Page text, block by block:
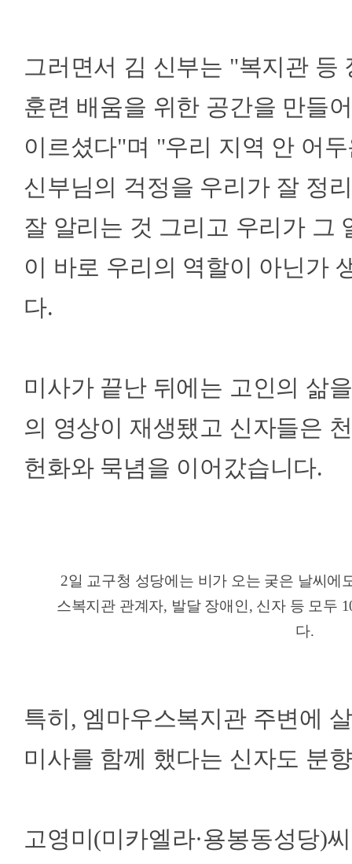
그러면서 김 신부는 "복지관 등
훈련 배움을 위한 공간을 만들
이르셨다"며 "우리 지역 안 어
신부님의 걱정을 우리가 잘 정
잘 알리는 것 그리고 우리가 그
이 바로 우리의 역할이 아닌가
다.
미사가 끝난 뒤에는 고인의 삶
의 영상이 재생됐고 신자들은
헌화와 묵념을 이어갔습니다.
2일 교구청 성당에는 비가 오는 궂은 날씨에
스복지관 관계자, 발달 장애인, 신자 등 모두
다.
특히, 엠마우스복지관 주변에
미사를 함께 했다는 신자도 분
고영미(미카엘라·용봉동성당)